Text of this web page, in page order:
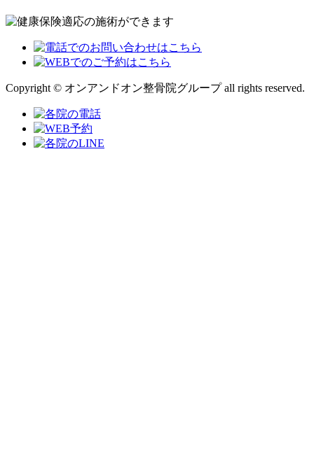
Copyright © オンアンドオン整骨院グループ all rights reserved.